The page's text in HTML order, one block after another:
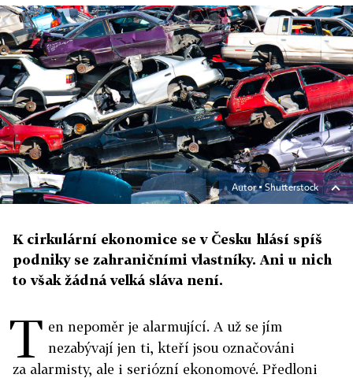
Autor ▪Shutterstock
K cirkulární ekonomice se v Česku hlásí spíš
podniky se zahraničními vlastníky. Ani u nich
to však žádná velká sláva není.
T en nepoměr je alarmující. A už se jím
nezabývají jen ti, kteří jsou označováni
za alarmisty, ale i seriózní ekonomové. Předloni